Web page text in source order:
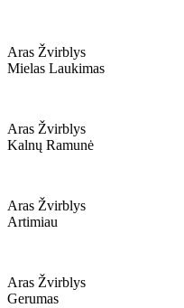
Aras Žvirblys
Mielas Laukimas
Aras Žvirblys
Kalnų Ramunė
Aras Žvirblys
Artimiau
Aras Žvirblys
Gerumas